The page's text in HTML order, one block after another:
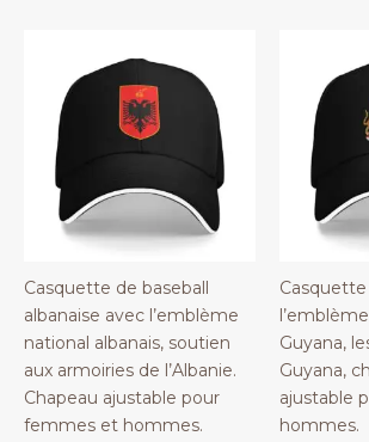
Casquette de baseball
albanaise avec l’emblème
national albanais, soutien
aux armoiries de l’Albanie.
Chapeau ajustable pour
femmes et hommes.
Guyana,
Guyana,
ajustable
hommes.